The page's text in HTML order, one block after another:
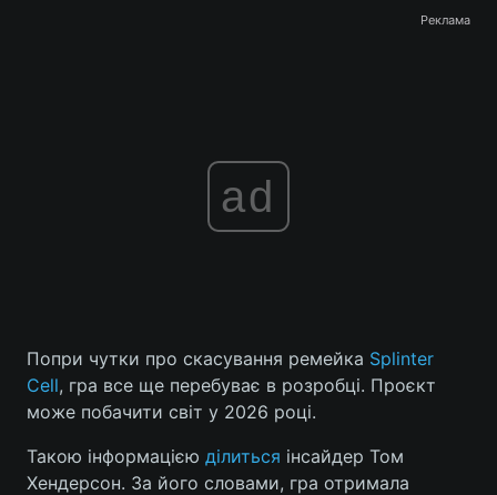
Реклама
ad
Попри чутки про скасування ремейка Splinter
Cell, гра все ще перебуває в розробці. Проєкт
може побачити світ у 2026 році.
Такою інформацією ділиться інсайдер Том
Хендерсон. За його словами, гра отримала